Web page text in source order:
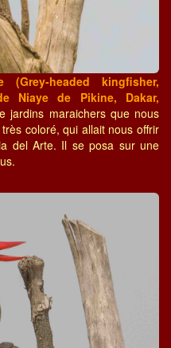
headed kingfisher,
Niaye de Pikine, Dakar,
jardins maraichers que nous
coloré, qui allait nous offrir
del Arte. Il se posa sur une